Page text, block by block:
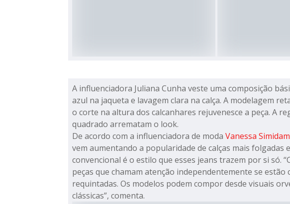
A influenciadora Juliana Cunha veste uma composição
azul na jaqueta e lavagem clara na calça. A modelagem
o corte na altura dos calcanhares rejuvenesce a peça. A
quadrado arrematam o look.
De acordo com a influenciadora de moda Vanessa
vem aumentando a popularidade de calças mais folgadas
convencional é o estilo que esses jeans trazem por si só.
peças que chamam atenção independentemente se estão
requintadas. Os modelos podem compor desde visuais
clássicas”, comenta.